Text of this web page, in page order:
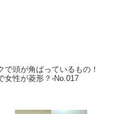
で頭が角ばっているもの！
女性が菱形？-No.017